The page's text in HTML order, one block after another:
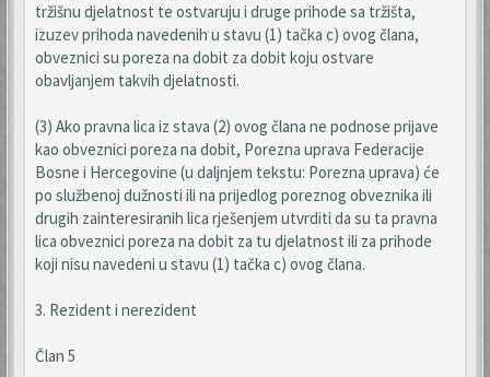
tržišnu djelatnost te ostvaruju i druge prihode sa tržišta,
izuzev prihoda navedenih u stavu (1) tačka c) ovog člana,
obveznici su poreza na dobit za dobit koju ostvare
obavljanjem takvih djelatnosti.
(3) Ako pravna lica iz stava (2) ovog člana ne podnose prijave
kao obveznici poreza na dobit, Porezna uprava Federacije
Bosne i Hercegovine (u daljnjem tekstu: Porezna uprava) će
po službenoj dužnosti ili na prijedlog poreznog obveznika ili
drugih zainteresiranih lica rješenjem utvrditi da su ta pravna
lica obveznici poreza na dobit za tu djelatnost ili za prihode
koji nisu navedeni u stavu (1) tačka c) ovog člana.
3. Rezident i nerezident
Član 5